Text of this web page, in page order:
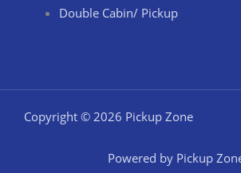
Double Cabin/ Pickup
Copyright © 2026 Pickup Zone
Powered by Pickup